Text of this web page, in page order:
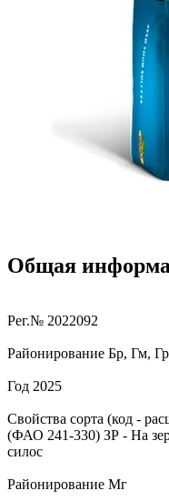
Общая
Рег.№ 2022092
Районирование Бр, Гм,
Год 2025
Свойства сорта (код -
(ФАО 241-330) ЗР - На
силос
Районирование Мг